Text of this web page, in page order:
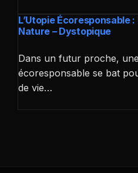
L’Utopie Écoresponsable
Nature – Dystopique
Dans un futur proche,
écoresponsable se bat
de vie…